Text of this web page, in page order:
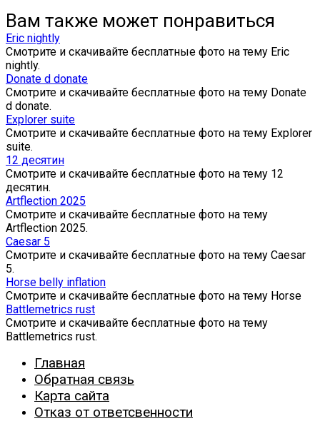
Вам также может понравиться
Eric nightly
Смотрите и скачивайте бесплатные фото на тему Eric
nightly.
Donate d donate
Смотрите и скачивайте бесплатные фото на тему Donate
d donate.
Explorer suite
Смотрите и скачивайте бесплатные фото на тему Explorer
suite.
12 десятин
Смотрите и скачивайте бесплатные фото на тему 12
десятин.
Artflection 2025
Смотрите и скачивайте бесплатные фото на тему
Artflection 2025.
Caesar 5
Смотрите и скачивайте бесплатные фото на тему Caesar
5.
Horse belly inflation
Смотрите и скачивайте бесплатные фото на тему Horse
Battlemetrics rust
Смотрите и скачивайте бесплатные фото на тему
Battlemetrics rust.
Главная
Обратная связь
Карта сайта
Отказ от ответсвенности